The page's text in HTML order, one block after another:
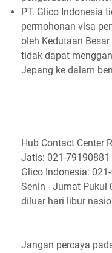
PT. Glico Indonesia
permohonan visa
oleh Kedutaan
tidak dapat
Jepang ke dalam
Hub Contact Center
Jatis: 021-79190881
Glico Indonesia:
Senin - Jumat Pukul
diluar hari libur
Jangan percaya